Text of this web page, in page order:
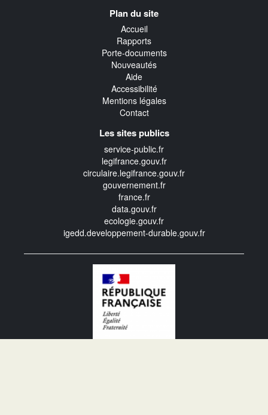
Plan du site
Accueil
Rapports
Porte-documents
Nouveautés
Aide
Accessibilité
Mentions légales
Contact
Les sites publics
service-public.fr
legifrance.gouv.fr
circulaire.legifrance.gouv.fr
gouvernement.fr
france.fr
data.gouv.fr
ecologie.gouv.fr
igedd.developpement-durable.gouv.fr